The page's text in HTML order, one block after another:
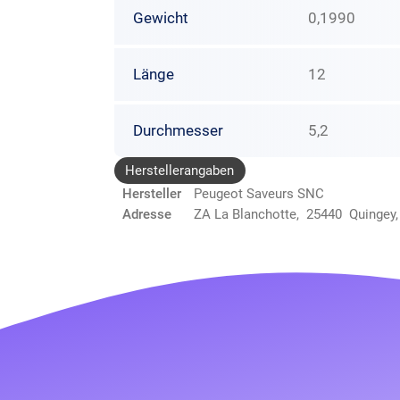
Gewicht 0,1990
Länge 12
Durchmesser 5,2
Herstellerangaben
Hersteller
Peugeot Saveurs SNC
Adresse
ZA La Blanchotte, 25440